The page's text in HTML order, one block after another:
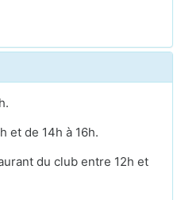
et de 14h à 16h.
du club entre 12h et